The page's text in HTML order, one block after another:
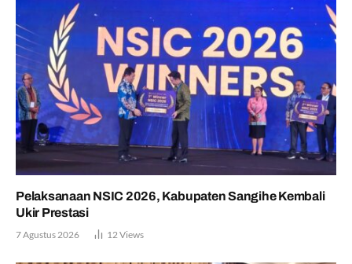
Pelaksanaan NSIC 2026, Kabupaten Sangihe Kembali
Ukir Prestasi
7 Agustus 2026 12Views